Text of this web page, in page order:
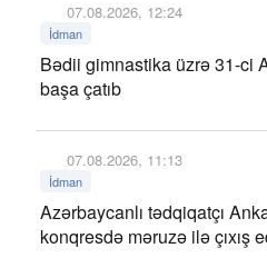
07.08.2026, 12:24
İdman
Bədii gimnastika üzrə 31-ci
başa çatıb
07.08.2026, 11:13
İdman
Azərbaycanlı tədqiqatçı
konqresdə məruzə ilə çıxış